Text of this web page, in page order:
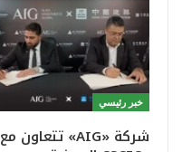
خبر رئيسي
شركة «AIG» تتعاون مع